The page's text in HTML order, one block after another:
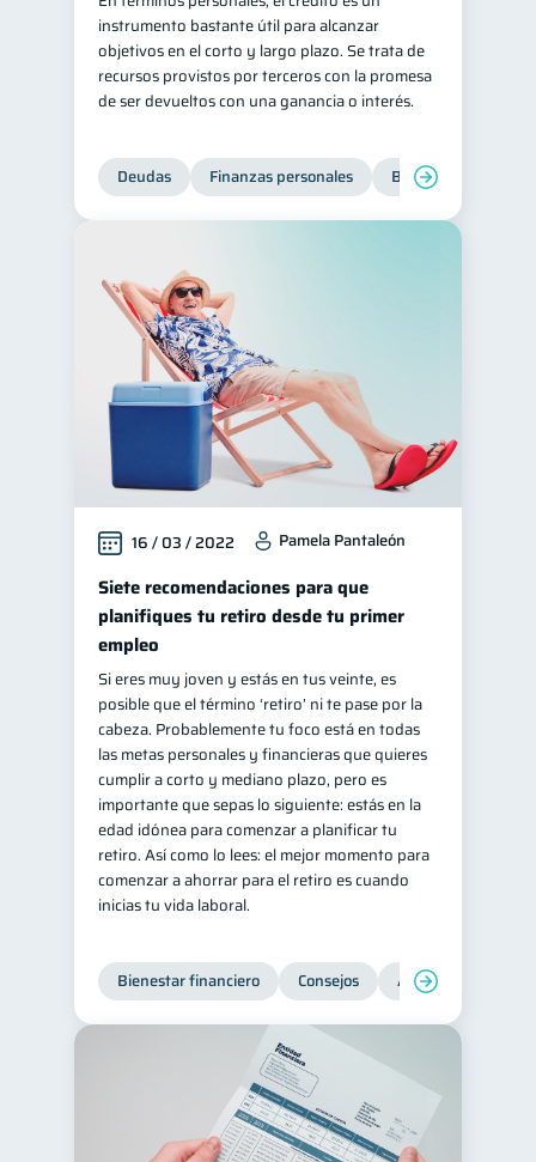
Salud mental 1 ahorro 1
Retiro 1 Doble sueldo 1
Gasto responsable 1
instrumento bastante útil para alcanzar
objetivos en el corto y largo plazo. Se trata de
recursos provistos por terceros con la promesa
de ser devueltos con una ganancia o interés.
Deudas Finanzas personales Bienestar financiero
16 / 03 / 2022 Pamela Pantaleón
Siete recomendaciones para que
planifiques tu retiro desde tu primer
empleo
Si eres muy joven y estás en tus veinte, es
posible que el término ‘retiro’ ni te pase por la
cabeza. Probablemente tu foco está en todas
las metas personales y financieras que quieres
cumplir a corto y mediano plazo, pero es
importante que sepas lo siguiente: estás en la
edad idónea para comenzar a planificar tu
retiro. Así como lo lees: el mejor momento para
comenzar a ahorrar para el retiro es cuando
inicias tu vida laboral.
Bienestar financiero Consejos Ahorro